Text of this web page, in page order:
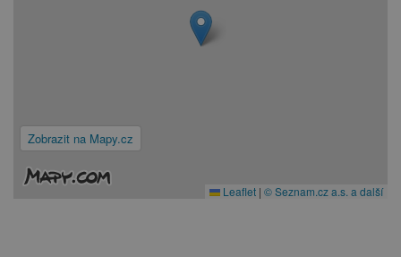
Zobrazit na Mapy.cz
Leaflet | © Seznam.cz a.s. a další